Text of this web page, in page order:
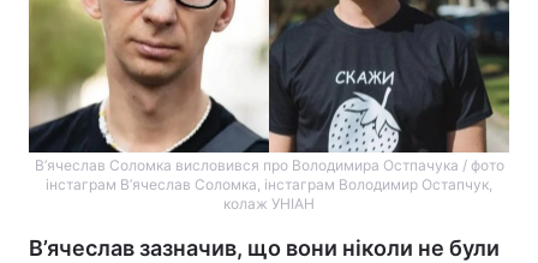
В’ячеслав Соломка висловився про Володимира Остпачука / фото
інстаграм В’ячеслав Соломка, інстаграм Володимир Остапчук,
колаж УНІАН
В’ячеслав зазначив, що вони ніколи не були